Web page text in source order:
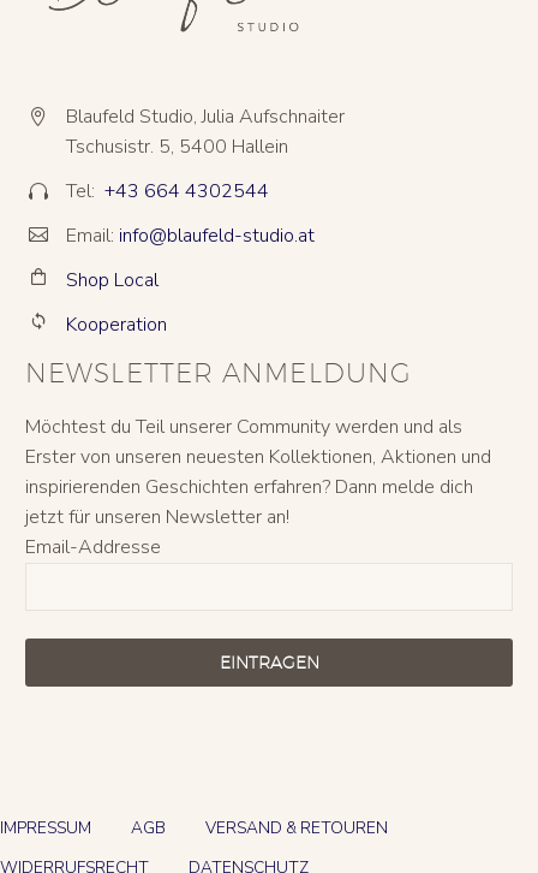


Blaufeld Studio, Julia Aufschnaiter
Tschusistr. 5, 5400 Hallein

 Tel: +43 664 4302544

 Email: info@blaufeld-studio.at

 Shop Local

 Kooperation
NEWSLETTER ANMELDUNG
Möchtest du Teil unserer Community werden und als
Erster von unseren neuesten Kollektionen, Aktionen und
inspirierenden Geschichten erfahren? Dann melde dich
jetzt für unseren Newsletter an!
Email-Addresse
EINTRAGEN
IMPRESSUM AGB
VERSAND & RETOUREN
WIDERRUFSRECHT
DATENSCHUTZ